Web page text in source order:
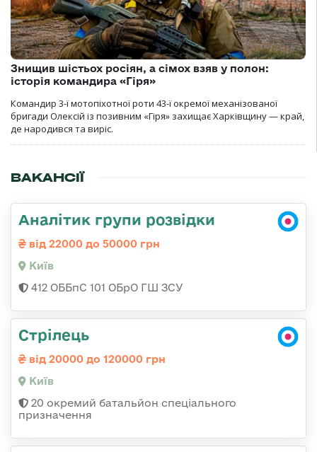
Знищив шістьох росіян, а сімох взяв у полон:
історія командира «Гіря»
Командир 3-ї мотопіхотної роти 43-ї окремої механізованої
бригади Олексій із позивним «Гіря» захищає Харківщину — край,
де народився та виріс.
ВАКАНСІЇ
Аналітик групи розвідки
від 22000 до 50000 грн
Київ
412 ОББпС 101 ОБрО ГШ ЗСУ
Стрілець
від 20000 до 120000 грн
Київ
20 окремий батальйон спеціального
призначення